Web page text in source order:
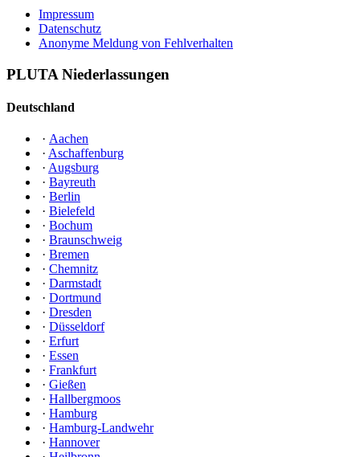
Impressum
Datenschutz
Anonyme Meldung von Fehlverhalten
PLUTA Niederlassungen
Deutschland
· Aachen
· Aschaffenburg
· Augsburg
· Bayreuth
· Berlin
· Bielefeld
· Bochum
· Braunschweig
· Bremen
· Chemnitz
· Darmstadt
· Dortmund
· Dresden
· Düsseldorf
· Erfurt
· Essen
· Frankfurt
· Gießen
· Hallbergmoos
· Hamburg
· Hamburg-Landwehr
· Hannover